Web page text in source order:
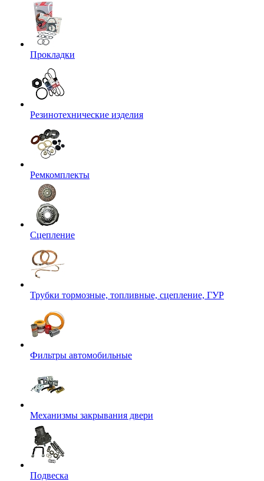
Прокладки
Резинотехнические изделия
Ремкомплекты
Сцепление
Трубки тормозные, топливные, сцепление, ГУР
Фильтры автомобильные
Механизмы закрывания двери
Подвеска